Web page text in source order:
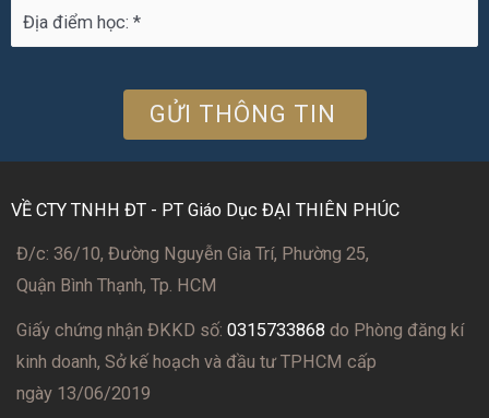
VỀ CTY TNHH ĐT - PT Giáo Dục ĐẠI THIÊN PHÚC
Đ/c: 36/10, Đường Nguyễn Gia Trí, Phường 25,
Quận Bình Thạnh, Tp. HCM
Giấy chứng nhận ĐKKD số: 0315733868 do Phòng đăng kí
kinh doanh, Sở kế hoạch và đầu tư TPHCM cấp
ngày 13/06/2019